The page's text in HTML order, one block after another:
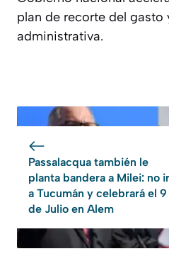
plan de recorte del gasto
administrativa.
Passalacqua también le
planta bandera a Milei: no
a Tucumán y celebrará el 9
de Julio en Alem